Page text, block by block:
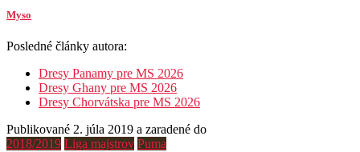
Myso
Posledné články autora:
Dresy Panamy pre MS 2026
Dresy Ghany pre MS 2026
Dresy Chorvátska pre MS 2026
Publikované 2. júla 2019 a zaradené do
2018/2019 Liga majstrov Puma